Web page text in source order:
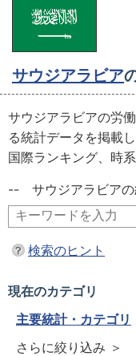
サウジアラビア
サウジアラビアの労
る統計データを掲載
国際ランキング、時
-- サウジアラビア
検索のヒント
現在のカテゴリ
主要統計・カテゴリ
さらに絞り込み ＞